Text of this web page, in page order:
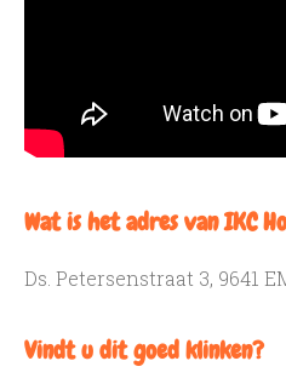
Wat is het adres van IKC
Ds. Petersenstraat 3, 9641
Vindt u dit goed klinken?